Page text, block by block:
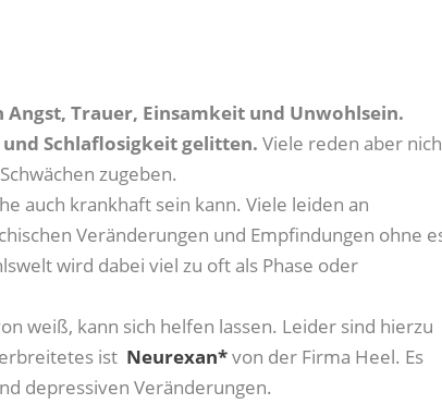
Trauer, Einsamkeit und Unwohlsein.
Schlaflosigkeit gelitten. Viele reden aber
zugeben.
auch krankhaft sein kann. Viele leiden an
Veränderungen und Empfindungen ohne
wird dabei viel zu oft als Phase oder
weiß, kann sich helfen lassen. Leider sind hierzu
ist Neurexan*von der Firma Heel. Es
depressiven Veränderungen.